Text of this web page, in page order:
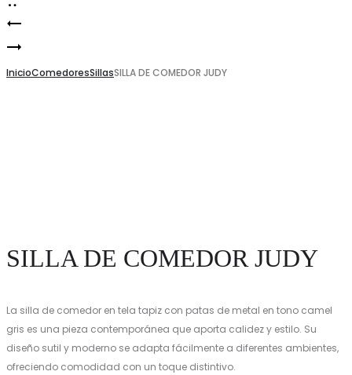
Product
navigation
Comedor
SILLA
DE
InicioComedoresSillasSILLA DE COMEDOR JUDY
SILLA DE COMEDOR JUDY
La silla de comedor en tela tapiz con patas de metal en tono camel
gris es una pieza contemporánea que aporta calidez y estilo. Su
diseño sutil y moderno se adapta fácilmente a diferentes ambientes,
ofreciendo comodidad con un toque distintivo.